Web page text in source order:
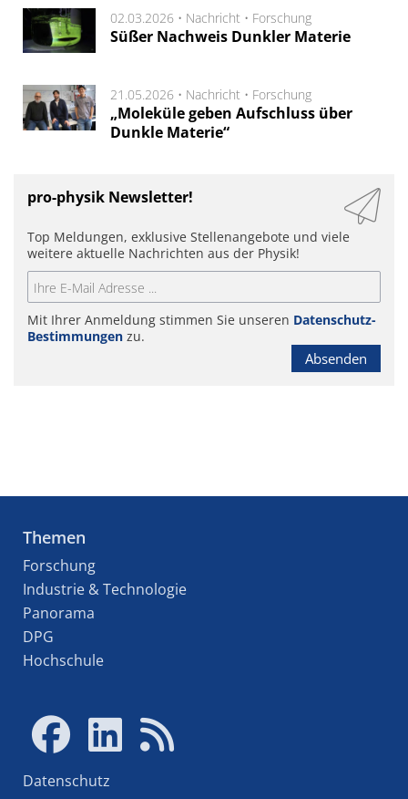
02.03.2026 • Nachricht • Forschung
Süßer Nachweis Dunkler Materie
21.05.2026 • Nachricht • Forschung
„Moleküle geben Aufschluss über
Dunkle Materie“
pro-physik Newsletter!
Top Meldungen, exklusive Stellenangebote und viele
weitere aktuelle Nachrichten aus der Physik!
Mit Ihrer Anmeldung stimmen Sie unseren Datenschutz-
Bestimmungen zu.
Absenden
Themen
Forschung
Industrie & Technologie
Panorama
DPG
Hochschule
Datenschutz